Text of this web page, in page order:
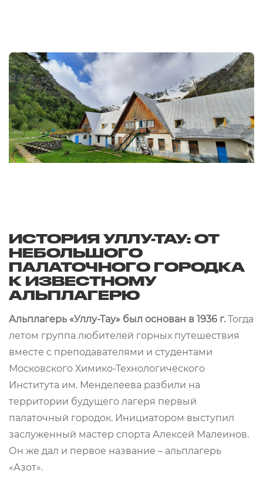
ИСТОРИЯ УЛЛУ-ТАУ: ОТ
НЕБОЛЬШОГО
ПАЛАТОЧНОГО ГОРОДКА
К ИЗВЕСТНОМУ
АЛЬПЛАГЕРЮ
Альплагерь «Уллу-Тау» был основан в 1936 г. Тогда
летом группа любителей горных путешествия
вместе с преподавателями и студентами
Московского Химико-Технологического
Института им. Менделеева разбили на
территории будущего лагеря первый
палаточный городок. Инициатором выступил
заслуженный мастер спорта Алексей Малеинов.
Он же дал и первое название – альплагерь
«Азот».